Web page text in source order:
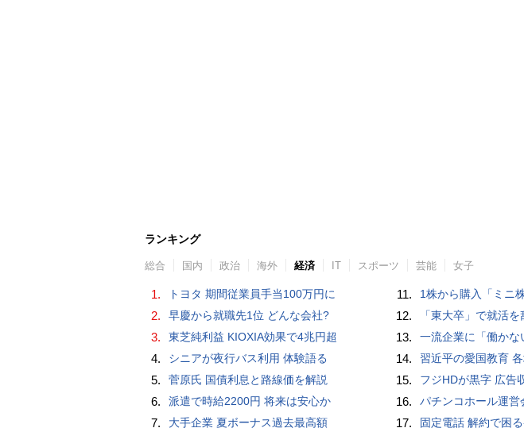
ランキング
総合 国内 政治 海外 経済 IT スポーツ 芸能 女子
1. トヨタ 期間従業員手当100万円に
2. 早慶から就職先1位 どんな会社?
3. 東芝純利益 KIOXIA効果で4兆円超
4. シニアが夜行バス利用 体験語る
5. 菅原氏 国債利息と路線価を解説
6. 派遣で時給2200円 将来は安心か
7. 大手企業 夏ボーナス過去最高額
11. 1株から購入「ミニ
12. 「東大卒」で就活
13. 一流企業に「働かな
14. 習近平の愛国教育
15. フジHDが黒字 広告
16. パチンコホール運営
17. 固定電話 解約で困